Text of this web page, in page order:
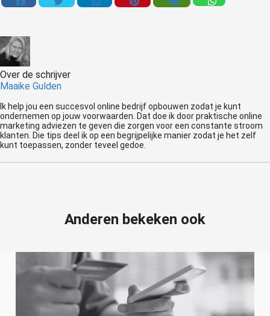
Over de schrijver
Maaike Gulden
Ik help jou een succesvol online bedrijf opbouwen zodat je kunt
ondernemen op jouw voorwaarden. Dat doe ik door praktische online
marketing adviezen te geven die zorgen voor een constante stroom
klanten. Die tips deel ik op een begrijpelijke manier zodat je het zelf
kunt toepassen, zonder teveel gedoe.
Anderen bekeken ook